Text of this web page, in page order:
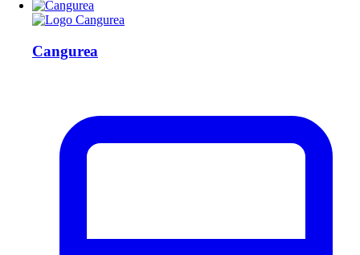
Cangurea